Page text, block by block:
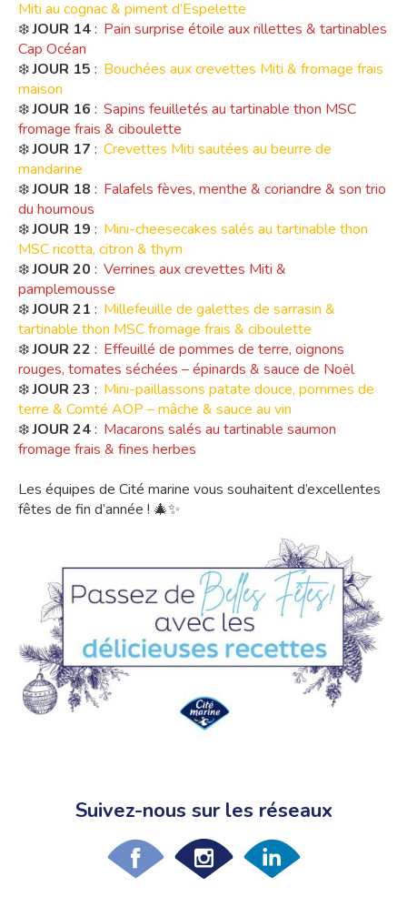
Miti au cognac & piment d’Espelette
❄️JOUR 14: Pain surprise étoile aux rillettes & tartinables
Cap Océan
❄️JOUR 15 : Bouchées aux crevettes Miti & fromage frais
maison
❄️JOUR 16 : Sapins feuilletés au tartinable thon MSC
fromage frais & ciboulette
❄️JOUR 17 : Crevettes Miti sautées au beurre de
mandarine
❄️JOUR 18 : Falafels fèves, menthe & coriandre & son trio
du houmous
❄️JOUR 19 : Mini-cheesecakes salés au tartinable thon
MSC ricotta, citron & thym
❄️JOUR 20 : Verrines aux crevettes Miti &
pamplemousse
❄️JOUR 21 : Millefeuille de galettes de sarrasin &
tartinable thon MSC fromage frais & ciboulette
❄️JOUR 22 : Effeuillé de pommes de terre, oignons
rouges, tomates séchées – épinards & sauce de Noël
❄️JOUR 23 : Mini-paillassons patate douce, pommes de
terre & Comté AOP – mâche & sauce au vin
❄️JOUR 24: Macarons salés au tartinable saumon
fromage frais & fines herbes
Les équipes de Cité marine vous souhaitent d’excellentes
fêtes de fin d’année ! 🎄✨
Suivez-nous sur les réseaux